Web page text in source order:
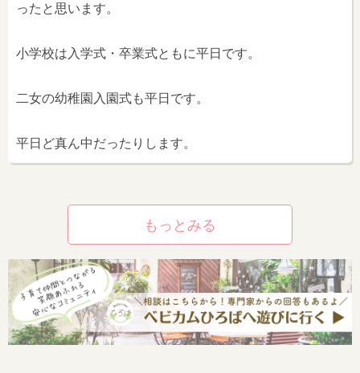
ったと思います。
小学校は入学式・卒業式ともに平日です。
二女の幼稚園入園式も平日です。
平日ど真ん中だったりします。
もっとみる